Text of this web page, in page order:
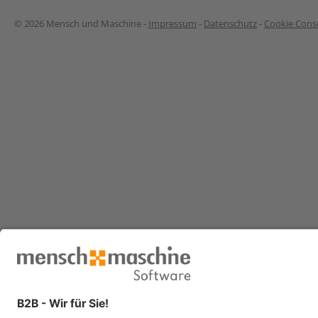
© 2026 Mensch und Maschine - Impressum - Datenschutz- Cookie